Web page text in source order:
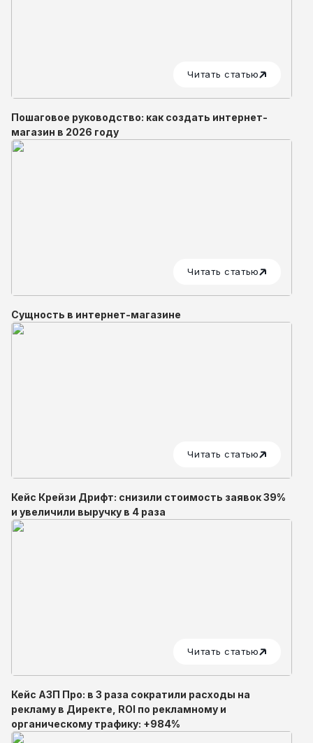
Читать статью
Пошаговое руководство: как создать интернет-
магазин в 2026 году
Читать статью
Сущность в интернет-магазине
Читать статью
Кейс Крейзи Дрифт: снизили стоимость заявок 39%
и увеличили выручку в 4 раза
Читать статью
Кейс АЗП Про: в 3 раза сократили расходы на
рекламу в Директе, ROI по рекламному и
органическому трафику: +984%